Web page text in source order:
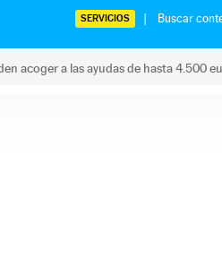
SERVICIOS
acoger a las ayudas de hasta 4.500